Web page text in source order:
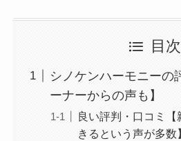
目次
シノケンハーモニーの
ーナーからの声も】
良い評判・口コミ
きるという声が多数】